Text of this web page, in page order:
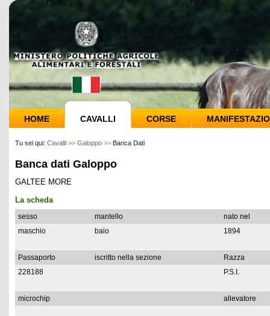
HOME CAVALLI CORSE
Tu sei qui: Cavalli >> Galoppo >> Banca Dati
Banca dati Galoppo
GALTEE MORE
La scheda
sesso mantello
nato nel
maschio
baio 1894
Passaporto iscritto nella sezione
Razza
228188
P.S.I.
microchip allevatore